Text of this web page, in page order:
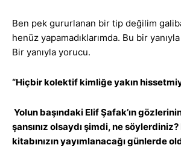
Ben pek gururlanan bir tip değilim
henüz yapamadıklarımda. Bu bir
Bir yanıyla yorucu.
“Hiçbir kolektif kimliğe yakın
Yolun başındaki Elif Şafak’ın
şansınız olsaydı şimdi, ne
kitabınızın yayımlanacağı günlerde